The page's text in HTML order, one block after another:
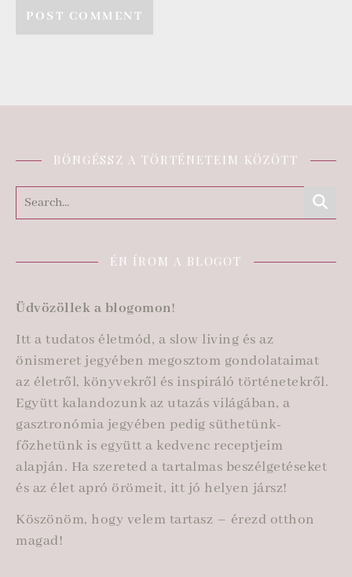
BÖNGÉSSZ A TÖRTÉNETEIM KÖZÖTT
ÉN ÍROM A BLOGOT
Üdvözöllek a blogomon!
Itt a tudatos életmód, a slow living és az
önismeret jegyében megosztom gondolataimat
az életről, könyvekről és inspiráló történetekről.
Együtt kalandozunk az utazás világában, a
gasztronómia jegyében pedig süthetünk-
főzhetünk is együtt a kedvenc receptjeim
alapján. Ha szereted a tartalmas beszélgetéseket
és az élet apró örömeit, itt jó helyen jársz!
Köszönöm, hogy velem tartasz – érezd otthon
magad!